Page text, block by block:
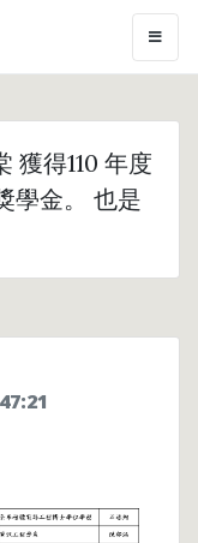
獲得110 年度
學金。 也是